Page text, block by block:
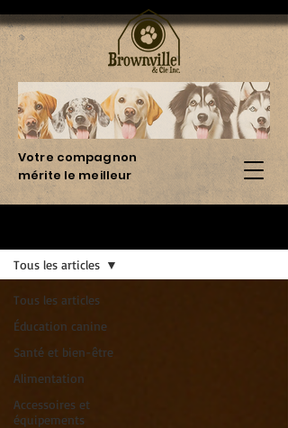
Votre compagnon
mérite le meilleur
Tous les articles
Éducation canine
Santé et bien-être
Alimentation
Accessoires et
équipements
Tous les articles